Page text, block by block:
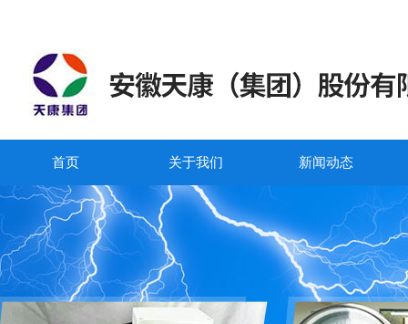
首页 关于我们 新闻动态